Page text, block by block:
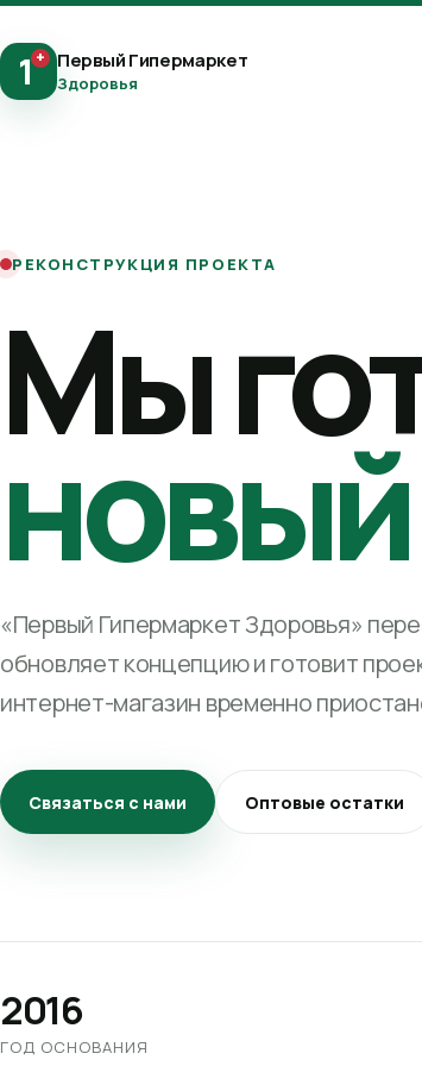
1+ Первый Гипермаркет
Здоровья
РЕКОНСТРУКЦИЯ ПРОЕКТА
Мы
«Первый Гипермаркет Здоровья»
обновляет концепцию и готовит
интернет-магазин временно
Связаться с нами Оптовые остатки
2016
ГОД ОСНОВАНИЯ